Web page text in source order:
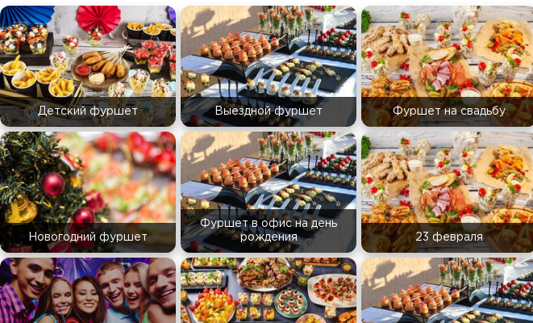
Детский фуршет Выездной фуршет Фуршет на свадьбу
Новогодний фуршет
Фуршет в офис на день
рождения
23 февраля